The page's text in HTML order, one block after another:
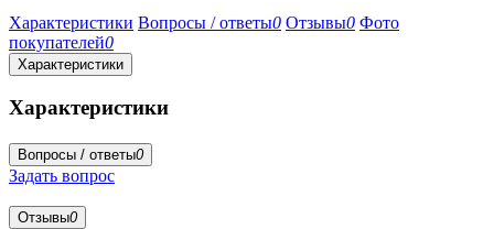
Характеристики Вопросы / ответы0 Отзывы0 Фото
покупателей0
Характеристики
Характеристики
Вопросы / ответы0
Задать вопрос
Отзывы0